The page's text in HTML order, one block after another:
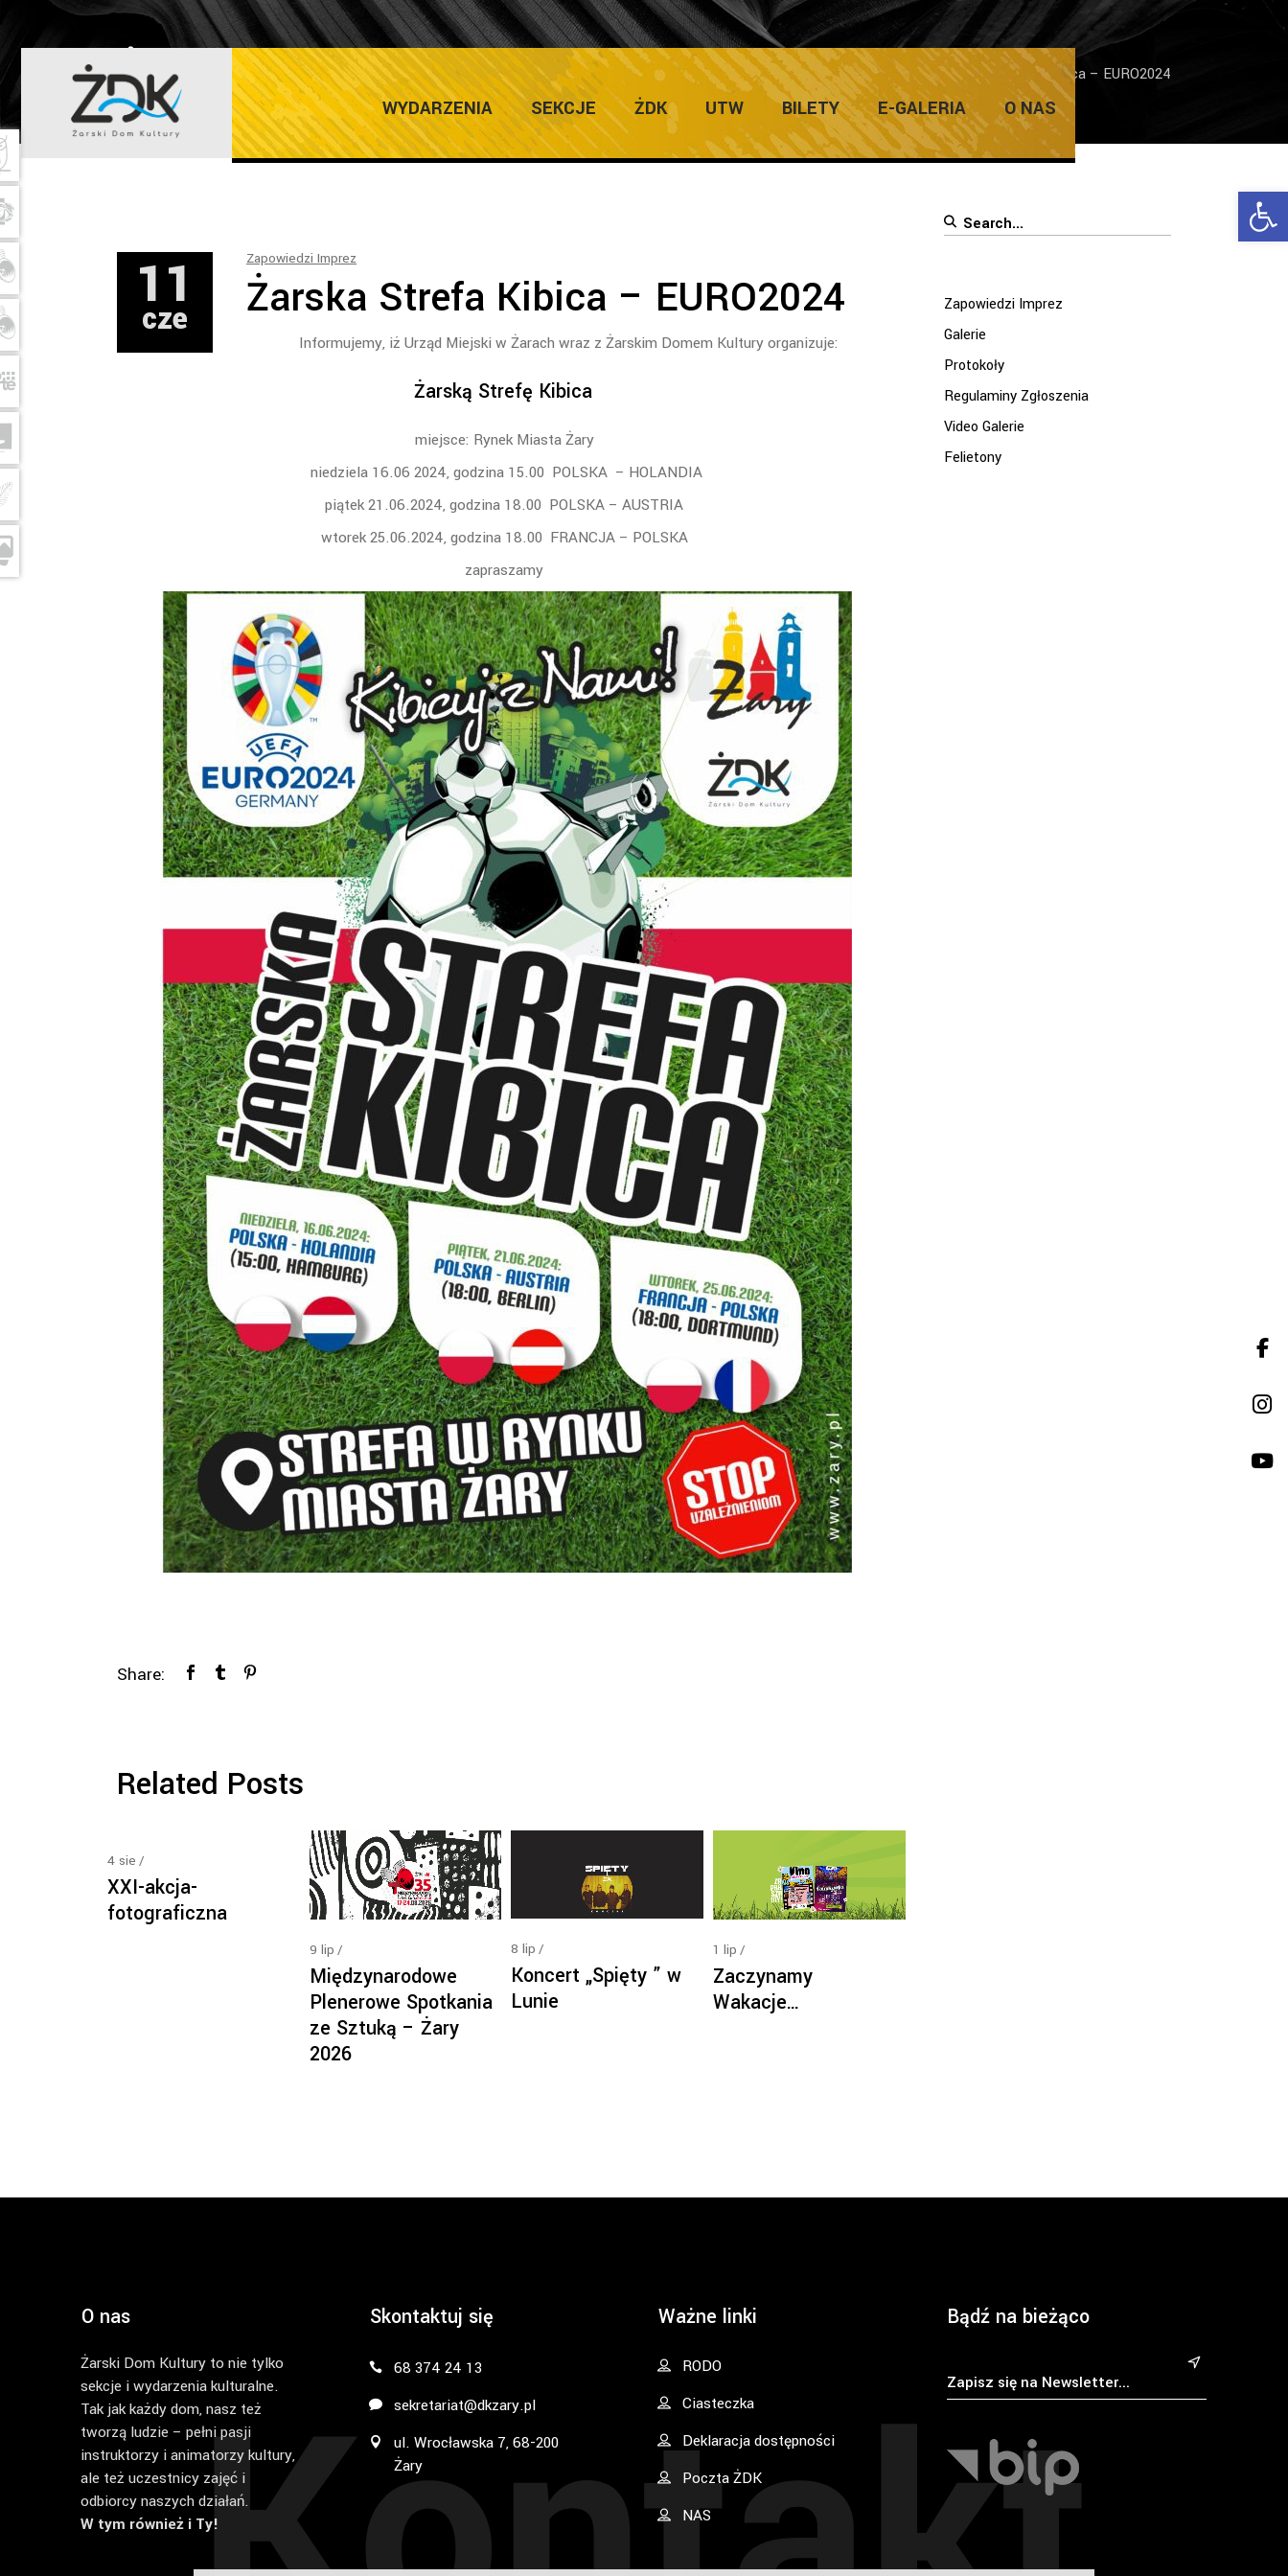
WYDARZENIA SEKCJE ŻDK UTW BILETY E-GALERIA O NAS
ŻARSKI DOM KULTURY Home/Zapowiedzi Imprez /Żarska Strefa Kibica – EURO2024
11
cze
Zapowiedzi Imprez
Żarska Strefa Kibica – EURO2024
Informujemy, iż Urząd Miejski w Żarach wraz z Żarskim Domem Kultury organizuje:
Żarską Strefę Kibica
miejsce: Rynek Miasta Żary
niedziela 16.06 2024, godzina 15.00 POLSKA – HOLANDIA
piątek 21.06.2024, godzina 18.00 POLSKA – AUSTRIA
wtorek 25.06.2024, godzina 18.00 FRANCJA – POLSKA
zapraszamy
Share:
Related Posts
4 sie
XXI-akcja-
fotograficzna
9 lip
Międzynarodowe
Plenerowe Spotkania
ze Sztuką – Żary
2026
8 lip
Koncert „Spięty ” w
Lunie
1 lip
Zaczynamy
Wakacje…
Search
Zapowiedzi Imprez
Galerie
Protokoły
Regulaminy Zgłoszenia
Video Galerie
Felietony
O nas
Żarski Dom Kultury to nie tylko
sekcje i wydarzenia kulturalne.
Tak jak każdy dom, nasz też
tworzą ludzie – pełni pasji
instruktorzy i animatorzy kultury,
ale też uczestnicy zajęć i
odbiorcy naszych działań.
W tym również i Ty!
Skontaktuj się
68 374 24 13
sekretariat@dkzary.pl
ul. Wrocławska 7, 68-200
Żary
Ważne linki
RODO
Ciasteczka
Deklaracja dostępności
Poczta ŻDK
NAS
Bądź na bieżąco
&